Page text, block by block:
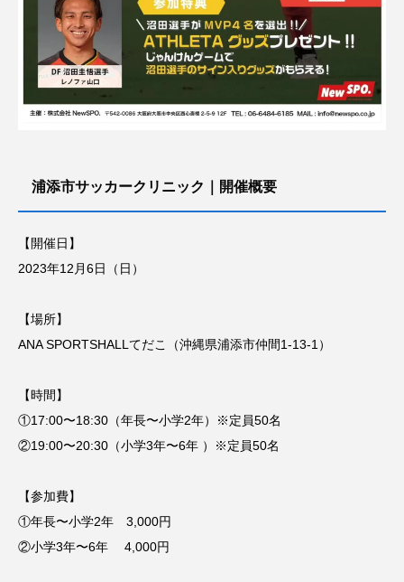
浦添市サッカークリニック｜開催概要
【開催日】
2023年12月6日（日）
【場所】
ANA SPORTSHALLてだこ（沖縄県浦添市仲間1-13-1）
【時間】
①17:00〜18:30（年長〜小学2年）※定員50名
②19:00〜20:30（小学3年〜6年 ）※定員50名
【参加費】
①年長〜小学2年 3,000円
②小学3年〜6年 4,000円